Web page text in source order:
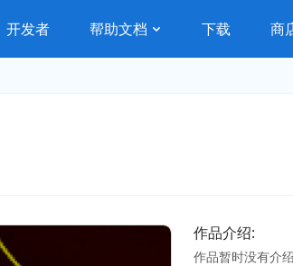
开发者 帮助文档 下载 商
作品介绍:
作品暂时没有介